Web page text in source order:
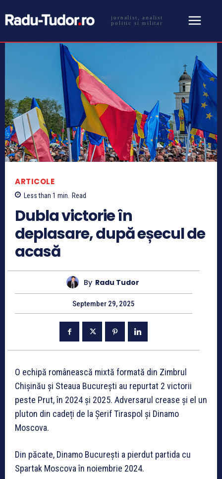
jurnalist, analist
politic si militar
ARTICOLE
Less than 1 min. Read
Dubla victorie în
deplasare, după eșecul de
acasă
By Radu Tudor
September 29, 2025
O echipă românească mixtă formată din Zimbrul
Chișinău și Steaua București au repurtat 2 victorii
peste Prut, în 2024 și 2025. Adversarul crease și el un
pluton din cadeți de la Șerif Tiraspol și Dinamo
Moscova.
Din păcate, Dinamo București a pierdut partida cu
Spartak Moscova în noiembrie 2024.